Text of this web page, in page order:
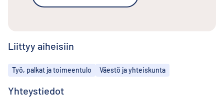
Liittyy aiheisiin
Aiheet
Työ, palkat ja toimeentulo Väestö ja yhteiskunta
Yhteystiedot